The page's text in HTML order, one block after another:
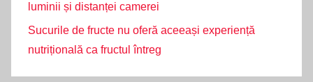
luminii și distanței camerei
Sucurile de fructe nu oferă aceeași experiență
nutrițională ca fructul întreg